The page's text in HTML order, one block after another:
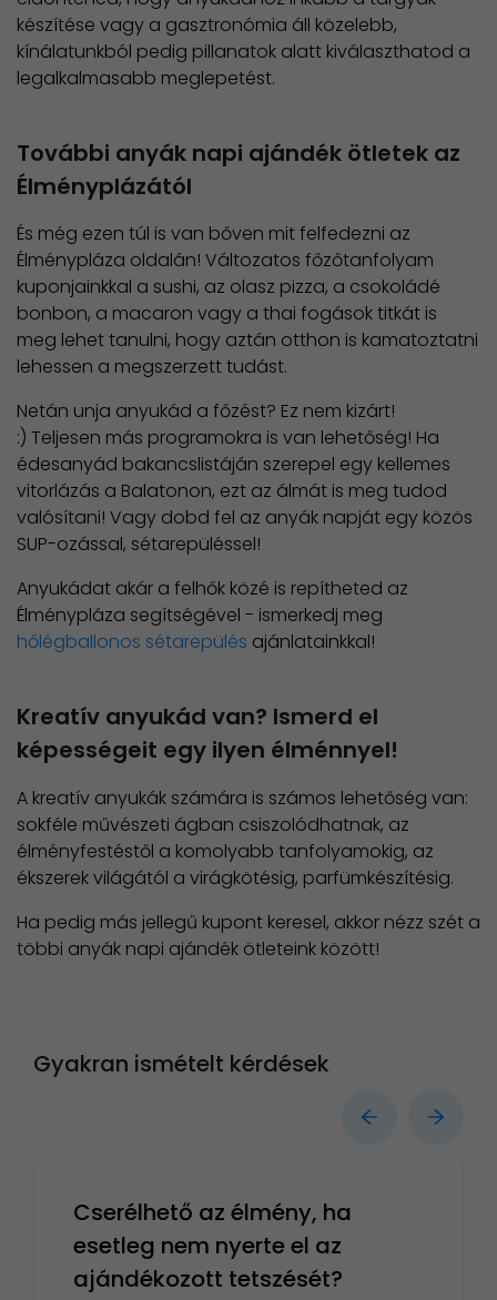
készítése vagy a gasztronómia áll közelebb,
kínálatunkból pedig pillanatok alatt kiválaszthatod a
legalkalmasabb meglepetést.
További anyák napi ajándék ötletek az
Élményplázától
És még ezen túl is van bőven mit felfedezni az
Élménypláza oldalán! Változatos főzőtanfolyam
kuponjainkkal a sushi, az olasz pizza, a csokoládé
bonbon, a macaron vagy a thai fogások titkát is
meg lehet tanulni, hogy aztán otthon is kamatoztatni
lehessen a megszerzett tudást.
Netán unja anyukád a főzést? Ez nem kizárt!
:) Teljesen más programokra is van lehetőség! Ha
édesanyád bakancslistáján szerepel egy kellemes
vitorlázás a Balatonon, ezt az álmát is meg tudod
valósítani! Vagy dobd fel az anyák napját egy közös
SUP-ozással, sétarepüléssel!
Anyukádat akár a felhők közé is repítheted az
Élménypláza segítségével - ismerkedj meg
hőlégballonos sétarepülés ajánlatainkkal!
Kreatív anyukád van? Ismerd el
képességeit egy ilyen élménnyel!
A kreatív anyukák számára is számos lehetőség van:
sokféle művészeti ágban csiszolódhatnak, az
élményfestéstől a komolyabb tanfolyamokig, az
ékszerek világától a virágkötésig, parfümkészítésig.
Ha pedig más jellegű kupont keresel, akkor nézz szét a
többi anyák napi ajándék ötleteink között!
Gyakran ismételt kérdések
Cserélhető az élmény, ha
esetleg nem nyerte el az
ajándékozott tetszését?